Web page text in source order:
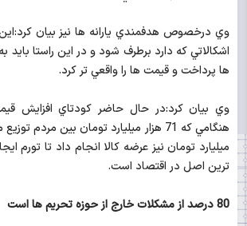
وي درخصوص هدفمندي يارانه ها نيز بيان
اشكالاتي كه دارد برطرف شود و در اين راستا
ها پرداخت و قيمت ها را واقعي تر كرد.
وي بيان كرد:در حال حاضر كودتاي افزايش
ميليارد تومان نيز عرضه كالا انجام داد تا تورم
ترين اصل در اقتصاد است.
80 درصد از مشكلات خارج از حوزه تحريم ها است